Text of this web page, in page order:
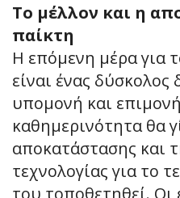
Το μέλλον και η
παίκτη
Η επόμενη μέρα για
είναι ένας
υπομονή και
καθημερινότητα θα
αποκατάστασης και
τεχνολογίας για το
του τοποθετηθεί. Οι